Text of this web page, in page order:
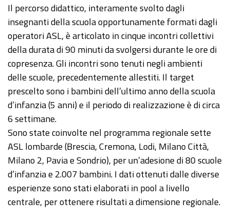
Il percorso didattico, interamente svolto dagli
insegnanti della scuola opportunamente formati dagli
operatori ASL, è articolato in cinque incontri collettivi
della durata di 90 minuti da svolgersi durante le ore di
copresenza. Gli incontri sono tenuti negli ambienti
delle scuole, precedentemente allestiti. Il target
prescelto sono i bambini dell’ultimo anno della scuola
d’infanzia (5 anni) e il periodo di realizzazione è di circa
6 settimane.
Sono state coinvolte nel programma regionale sette
ASL lombarde (Brescia, Cremona, Lodi, Milano Città,
Milano 2, Pavia e Sondrio), per un’adesione di 80 scuole
d’infanzia e 2.007 bambini. I dati ottenuti dalle diverse
esperienze sono stati elaborati in pool a livello
centrale, per ottenere risultati a dimensione regionale.